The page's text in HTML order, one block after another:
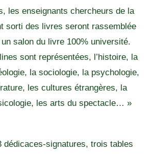
les enseignants chercheurs de la
sorti des livres seront rassemblée
salon du livre 100% université.
sont représentées, l’histoire, la
la sociologie, la psychologie,
les cultures étrangères, la
les arts du spectacle… »
dédicaces-signatures, trois tables